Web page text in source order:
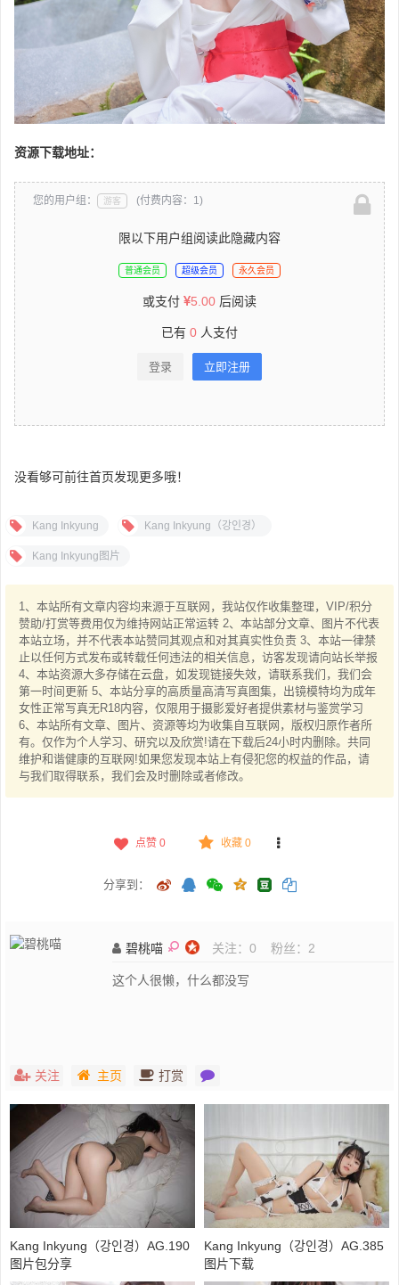
资源下载地址：
您的用户组： 游客 (付费内容：1)
限以下用户组阅读此隐藏内容
普通会员 超级会员 永久会员
或支付 5.00 后阅读
已有 0 人支付
登录 立即注册
没看够可前往首页发现更多哦！
Kang Inkyung Kang Inkyung（강인경）
Kang Inkyung图片
1、本站所有文章内容均来源于互联网，我站仅作收集整理，VIP/积分
赞助/打赏等费用仅为维持网站正常运转 2、本站部分文章、图片不代表
本站立场，并不代表本站赞同其观点和对其真实性负责 3、本站一律禁
止以任何方式发布或转载任何违法的相关信息，访客发现请向站长举报
4、本站资源大多存储在云盘，如发现链接失效，请联系我们，我们会
第一时间更新 5、本站分享的高质量高清写真图集，出镜模特均为成年
女性正常写真无R18内容，仅限用于摄影爱好者提供素材与鉴赏学习
6、本站所有文章、图片、资源等均为收集自互联网，版权归原作者所
有。仅作为个人学习、研究以及欣赏!请在下载后24小时内删除。共同
维护和谐健康的互联网!如果您发现本站上有侵犯您的权益的作品，请
与我们取得联系，我们会及时删除或者修改。
点赞 0 收藏 0
分享到：
碧桃喵 关注： 0 粉丝： 2
这个人很懒，什么都没写
关注 主页 打赏
Kang Inkyung（강인경）AG.190
图片包分享
Kang Inkyung（강인경）AG.385
图片下载